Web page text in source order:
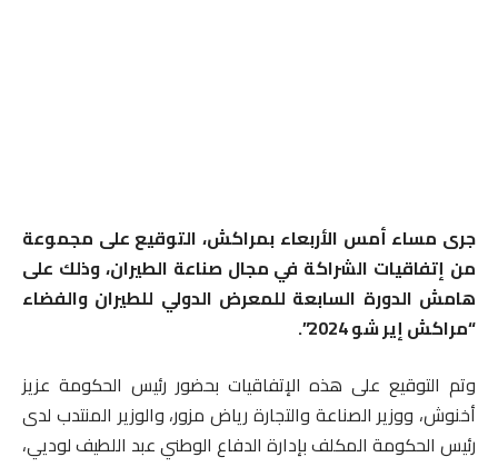
جرى مساء أمس الأربعاء بمراكش، التوقيع على مجموعة
من إتفاقيات الشراكة في مجال صناعة الطيران، وذلك على
هامش الدورة السابعة للمعرض الدولي للطيران والفضاء
“مراكش إير شو 2024”.
وتم التوقيع على هذه الإتفاقيات بحضور رئيس الحكومة عزيز
أخنوش، ووزير الصناعة والتجارة رياض مزور، والوزير المنتدب لدى
رئيس الحكومة المكلف بإدارة الدفاع الوطني عبد اللطيف لوديي،